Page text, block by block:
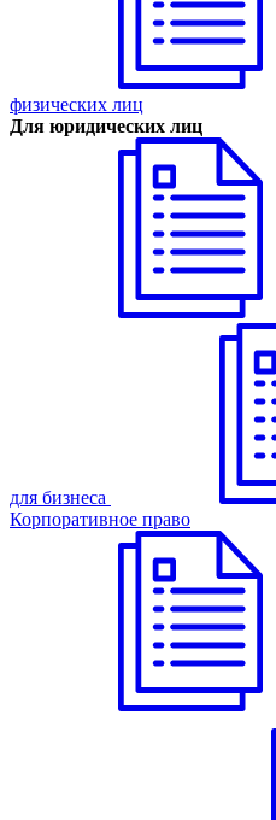
физических лиц
Для юридических лиц
для бизнеса
Корпоративное право